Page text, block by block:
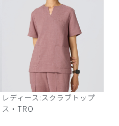
レディース:スクラブトップ
ス・TRO